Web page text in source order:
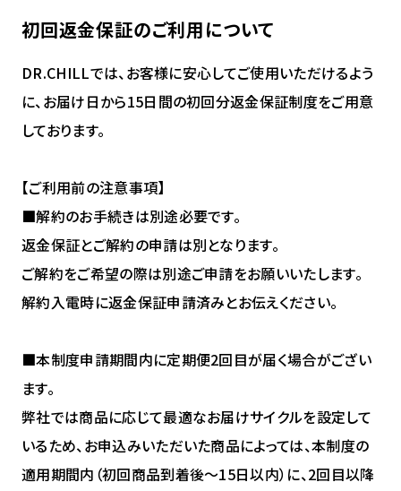
初回返金保証のご利用について
DR.CHILLでは、お客様に安心してご使用いただけるよう
に、お届け日から15日間の初回分返金保証制度をご用意
しております。
【ご利用前の注意事項】
■解約のお手続きは別途必要です。
返金保証とご解約の申請は別となります。
ご解約をご希望の際は別途ご申請をお願いいたします。
解約入電時に返金保証申請済みとお伝えください。
■本制度申請期間内に定期便2回目が届く場合がござい
ます。
弊社では商品に応じて最適なお届けサイクルを設定して
いるため、お申込みいただいた商品によっては、本制度の
適用期間内（初回商品到着後〜15日以内）に、2回目以降